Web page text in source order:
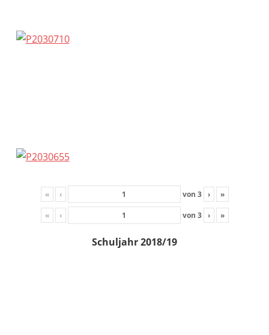
« ‹ von 3 › »
« ‹ von 3 › »
Schuljahr 2018/19